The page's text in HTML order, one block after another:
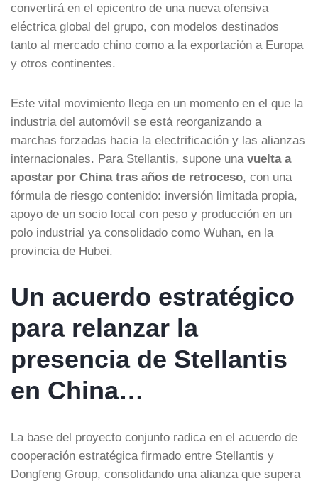
convertirá en el epicentro de una nueva ofensiva
eléctrica global del grupo, con modelos destinados
tanto al mercado chino como a la exportación a Europa
y otros continentes.
Este vital movimiento llega en un momento en el que la
industria del automóvil se está reorganizando a
marchas forzadas hacia la electrificación y las alianzas
internacionales. Para Stellantis, supone una vuelta a
apostar por China tras años de retroceso, con una
fórmula de riesgo contenido: inversión limitada propia,
apoyo de un socio local con peso y producción en un
polo industrial ya consolidado como Wuhan, en la
provincia de Hubei.
Un acuerdo estratégico
para relanzar la
presencia de Stellantis
en China…
La base del proyecto conjunto radica en el acuerdo de
cooperación estratégica firmado entre Stellantis y
Dongfeng Group, consolidando una alianza que supera